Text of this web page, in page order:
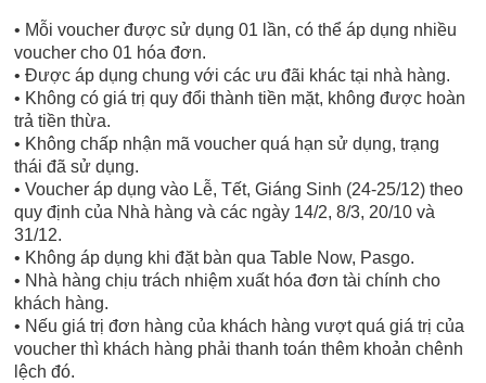
• Mỗi voucher được sử dụng 01 lần, có thể áp dụng nhiều
voucher cho 01 hóa đơn.
• Được áp dụng chung với các ưu đãi khác tại nhà hàng.
• Không có giá trị quy đổi thành tiền mặt, không được hoàn
trả tiền thừa.
• Không chấp nhận mã voucher quá hạn sử dụng, trạng
thái đã sử dụng.
• Voucher áp dụng vào Lễ, Tết, Giáng Sinh (24-25/12) theo
quy định của Nhà hàng và các ngày 14/2, 8/3, 20/10 và
31/12.
• Không áp dụng khi đặt bàn qua Table Now, Pasgo.
• Nhà hàng chịu trách nhiệm xuất hóa đơn tài chính cho
khách hàng.
• Nếu giá trị đơn hàng của khách hàng vượt quá giá trị của
voucher thì khách hàng phải thanh toán thêm khoản chênh
lệch đó.